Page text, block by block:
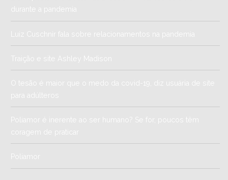
durante a pandemia
Luiz Cuschnir fala sobre relacionamentos na pandemia
Traição e site Ashley Madison
O tesão é maior que o medo da covid-19, diz usuária de site
para adúlteros
Poliamor é inerente ao ser humano? Se for, poucos têm
coragem de praticar
Poliamor